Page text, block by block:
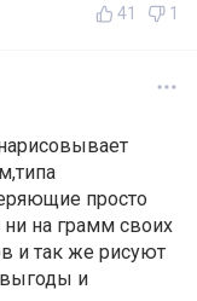
41 1
просто
ни на грамм своих
и так же рисуют
выгоды и